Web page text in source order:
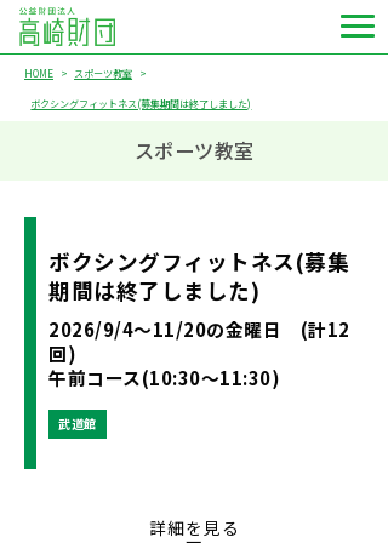
HOME スポーツ教室
ボクシングフィットネス(募集期間は終了しました)
スポーツ教室
ボクシングフィットネス(募集
期間は終了しました)
2026/9/4～11/20の金曜日 (計12
回)
午前コース(10:30～11:30)
武道館
詳細を見る